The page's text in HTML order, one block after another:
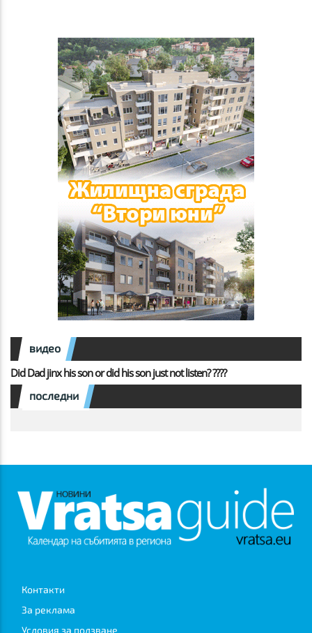
видео
Did Dad jinx his son or did his son just not listen? ????
последни
Контакти
За реклама
Условия за ползване